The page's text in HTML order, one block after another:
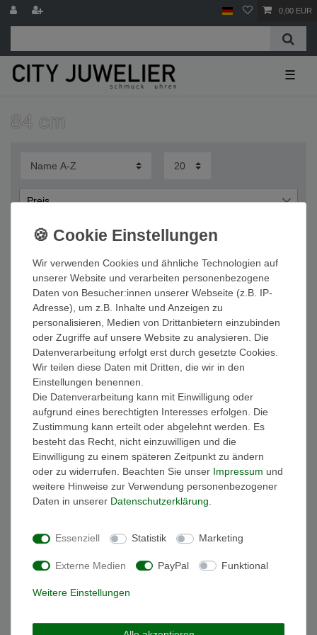
0,00 EUR
☰
84 cm
Preis
― €
Übernehmen
Wichtige Informationen
FAQ Funkuhren
Wasserdichtheit
Geschenkverpackung
Batterieentsorgung
Zahlung
Versand
Sicher und Bequem bezahlen
Schneller und sicherer Versand
Wir verwenden Cookies und ähnliche Technologien auf
unserer Website und verarbeiten personenbezogene
Daten von Besucher:innen unserer Webseite (z.B. IP-
Adresse), um z.B. Inhalte und Anzeigen zu
personalisieren, Medien von Drittanbietern einzubinden
oder Zugriffe auf unsere Website zu analysieren. Die
Datenverarbeitung erfolgt erst durch gesetzte Cookies.
Wir teilen diese Daten mit Dritten, die wir in den
Einstellungen benennen.
Die Datenverarbeitung kann mit Einwilligung oder
aufgrund eines berechtigten Interesses erfolgen. Die
Zustimmung kann erteilt oder abgelehnt werden. Es
besteht das Recht, nicht einzuwilligen und die
Einwilligung zu einem späteren Zeitpunkt zu ändern
oder zu widerrufen. Beachten Sie unser Impressum und
weitere Hinweise zur Verwendung personenbezogener
Daten in unserer Daten­schutz­erklärung
Essenziell Statistik Marketing
Externe Medien PayPal Funktional
Weitere Einstellungen